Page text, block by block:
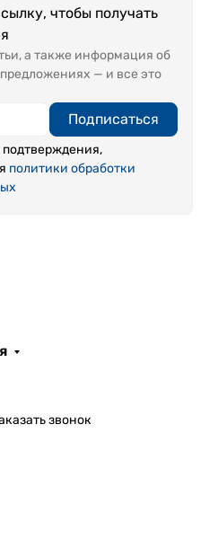
чтобы получать
а также информация об
— и все это
Подписаться
политики обработки
звонок